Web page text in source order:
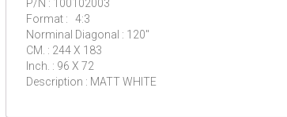
P/N : 100102003
Format : 4:3
Norminal Diagonal : 120″
CM. : 244 X 183
Inch. : 96 X 72
Description : MATT WHITE